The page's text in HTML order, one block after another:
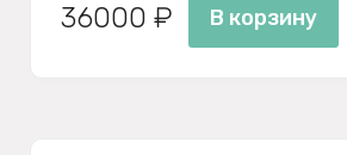
36000 ₽ В корзину